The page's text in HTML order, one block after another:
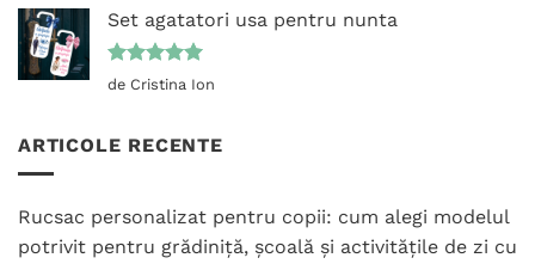
Set agatatori usa pentru nunta
Evaluat la
de Cristina Ion
ARTICOLE RECENTE
Rucsac personalizat pentru copii: cum alegi modelul
potrivit pentru grădiniță, școală și activitățile de zi cu